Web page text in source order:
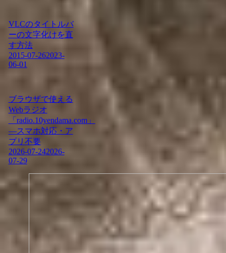
VLCのタイトルバ
ーの文字化けを直
す方法
2015-07-262023-
06-01
ブラウザで使える
Webラジオ
「radio.10yendama.com」
―スマホ対応・ア
プリ不要
2026-07-242026-
07-29